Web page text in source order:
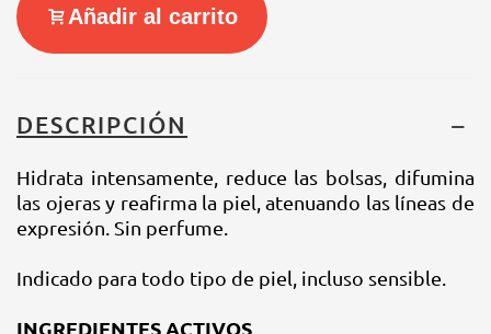
Añadir al carrito
DESCRIPCIÓN
Hidrata intensamente, reduce las bolsas, difumina
las ojeras y reafirma la piel, atenuando las líneas de
expresión. Sin perfume.
Indicado para todo tipo de piel, incluso sensible.
INGREDIENTES ACTIVOS